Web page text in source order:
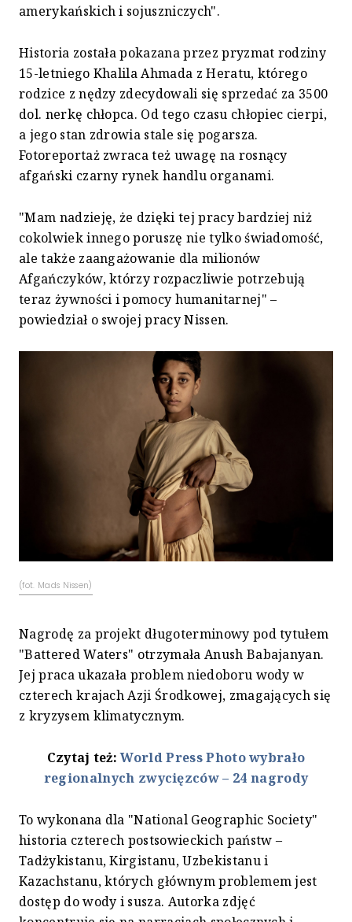
amerykańskich i sojuszniczych".
Historia została pokazana przez pryzmat rodziny
15-letniego Khalila Ahmada z Heratu, którego
rodzice z nędzy zdecydowali się sprzedać za 3500
dol. nerkę chłopca. Od tego czasu chłopiec cierpi,
a jego stan zdrowia stale się pogarsza.
Fotoreportaż zwraca też uwagę na rosnący
afgański czarny rynek handlu organami.
"Mam nadzieję, że dzięki tej pracy bardziej niż
cokolwiek innego poruszę nie tylko świadomość,
ale także zaangażowanie dla milionów
Afgańczyków, którzy rozpaczliwie potrzebują
teraz żywności i pomocy humanitarnej" –
powiedział o swojej pracy Nissen.
(fot. Mads Nissen)
Nagrodę za projekt długoterminowy pod tytułem
"Battered Waters" otrzymała Anush Babajanyan.
Jej praca ukazała problem niedoboru wody w
czterech krajach Azji Środkowej, zmagających się
z kryzysem klimatycznym.
Czytaj też:World Press Photo wybrało
regionalnych zwycięzców – 24 nagrody
To wykonana dla "National Geographic Society"
historia czterech postsowieckich państw –
Tadżykistanu, Kirgistanu, Uzbekistanu i
Kazachstanu, których głównym problemem jest
dostęp do wody i susza. Autorka zdjęć